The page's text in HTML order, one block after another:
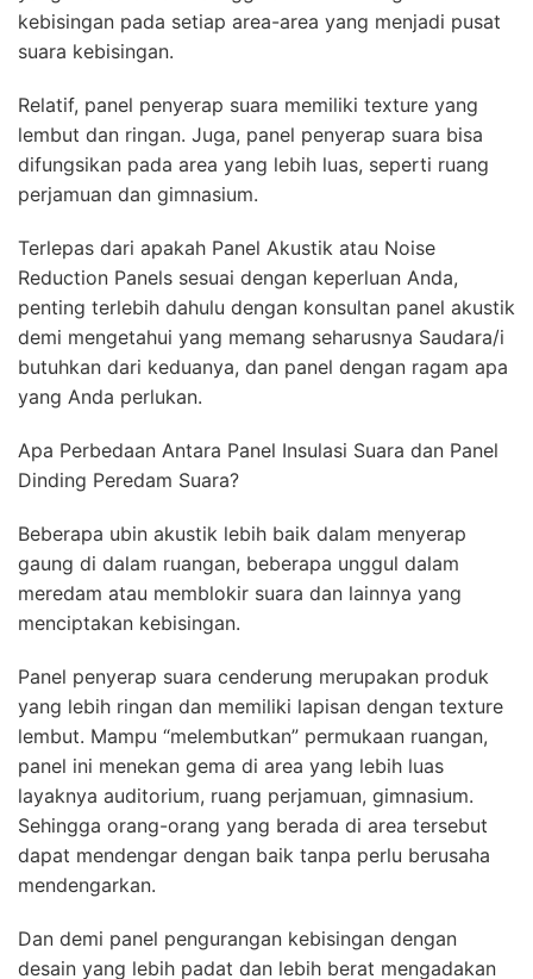
kebisingan pada setiap area-area yang menjadi pusat
suara kebisingan.
Relatif, panel penyerap suara memiliki texture yang
lembut dan ringan. Juga, panel penyerap suara bisa
difungsikan pada area yang lebih luas, seperti ruang
perjamuan dan gimnasium.
Terlepas dari apakah Panel Akustik atau Noise
Reduction Panels sesuai dengan keperluan Anda,
penting terlebih dahulu dengan konsultan panel akustik
demi mengetahui yang memang seharusnya Saudara/i
butuhkan dari keduanya, dan panel dengan ragam apa
yang Anda perlukan.
Apa Perbedaan Antara Panel Insulasi Suara dan Panel
Dinding Peredam Suara?
Beberapa ubin akustik lebih baik dalam menyerap
gaung di dalam ruangan, beberapa unggul dalam
meredam atau memblokir suara dan lainnya yang
menciptakan kebisingan.
Panel penyerap suara cenderung merupakan produk
yang lebih ringan dan memiliki lapisan dengan texture
lembut. Mampu “melembutkan” permukaan ruangan,
panel ini menekan gema di area yang lebih luas
layaknya auditorium, ruang perjamuan, gimnasium.
Sehingga orang-orang yang berada di area tersebut
dapat mendengar dengan baik tanpa perlu berusaha
mendengarkan.
Dan demi panel pengurangan kebisingan dengan
desain yang lebih padat dan lebih berat mengadakan